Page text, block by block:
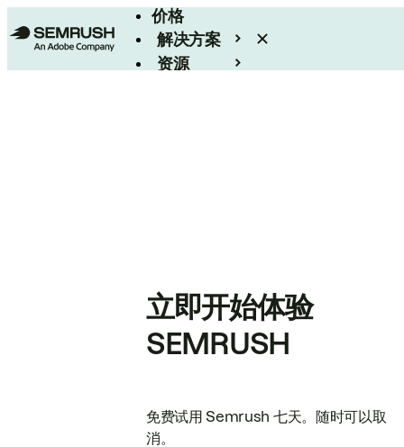
价格
解决方案
资源
立即开始体验
SEMRUSH
免费试用 Semrush 七天。随时可以取
消。